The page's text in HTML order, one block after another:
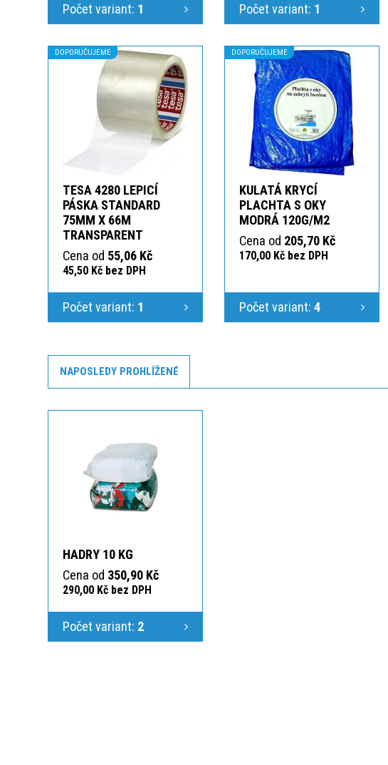
Počet variant: 1 Počet variant: 1
DOPORUČUJEME
TESA 4280 LEPICÍ
PÁSKA STANDARD
75MM X 66M
TRANSPARENT
Cena od 55,06 Kč
45,50 Kč bez DPH
Počet variant: 1
DOPORUČUJEME
KULATÁ KRYCÍ
PLACHTA S OKY
MODRÁ 120G/M2
Cena od 205,70 Kč
170,00 Kč bez DPH
Počet variant: 4
NAPOSLEDY PROHLÍŽENÉ
HADRY 10 KG
Cena od 350,90 Kč
290,00 Kč bez DPH
Počet variant: 2